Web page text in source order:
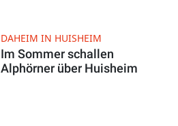
DAHEIM IN HUISHEIM
Im Sommer schallen
Alphörner über Huisheim